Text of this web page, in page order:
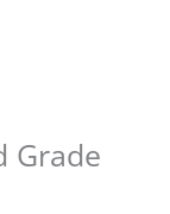
Grade